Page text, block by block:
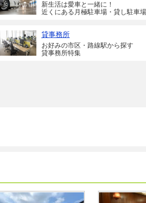
新生活は愛車と一緒に！
近くにある月極駐車場・貸し駐車
貸事務所
お好みの市区・路線駅から探す
貸事務所特集